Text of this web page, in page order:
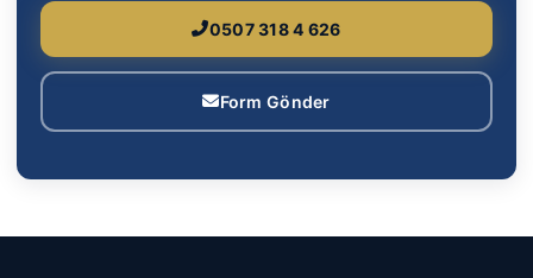
0507 318 4 626
Form Gönder